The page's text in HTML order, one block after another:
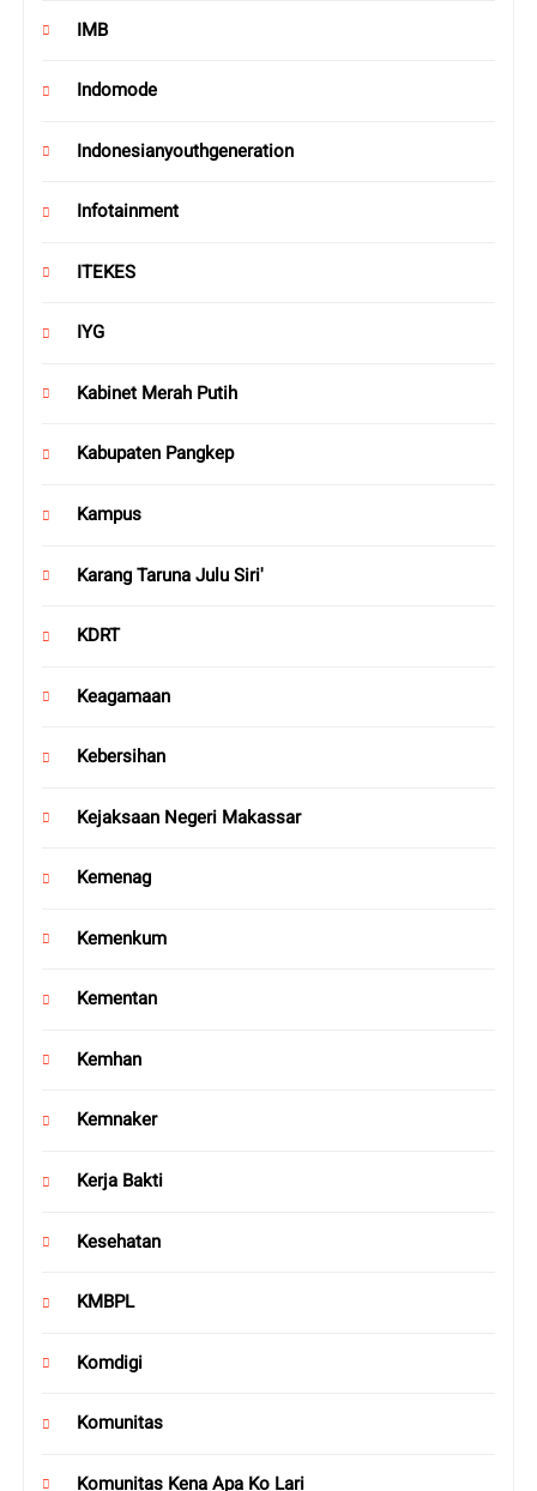
IMB
Indomode
Indonesianyouthgeneration
Infotainment
ITEKES
IYG
Kabinet Merah Putih
Kabupaten Pangkep
Kampus
Karang Taruna Julu Siri'
KDRT
Keagamaan
Kebersihan
Kejaksaan Negeri Makassar
Kemenag
Kemenkum
Kementan
Kemhan
Kemnaker
Kerja Bakti
Kesehatan
KMBPL
Komdigi
Komunitas
Komunitas Kena Apa Ko Lari